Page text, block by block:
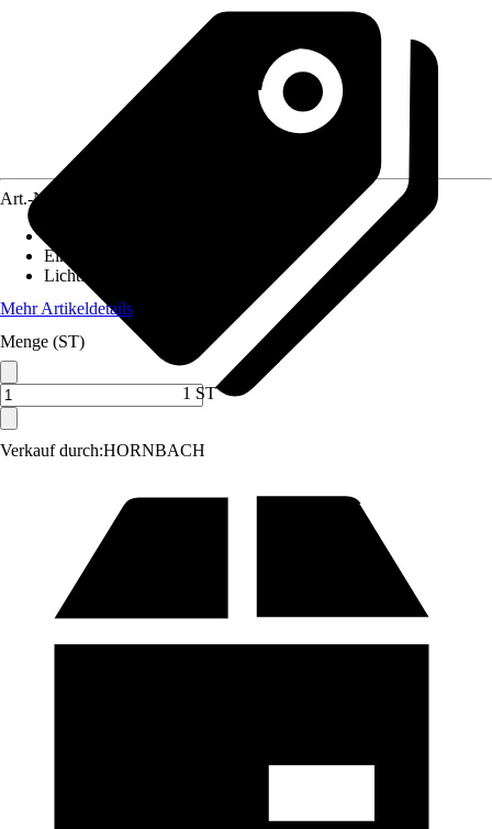
Verkauf durch:HORNBACH
Art.-Nr.
Einsatzbereich
Lichtfarbe
Mehr Artikeldetails
Menge (ST)
1 ST